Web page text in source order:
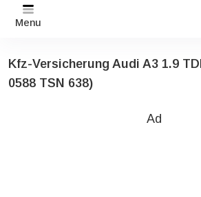
Menu
Kfz-Versicherung Audi A3 1.9
0588 TSN 638)
Ad